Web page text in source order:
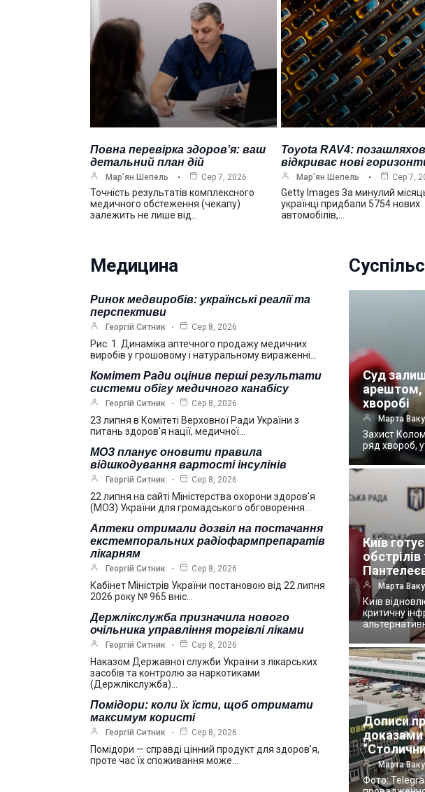
Повна перевірка здоров’я: ваш
детальний план дій
Мар’ян Шепель Сер 7, 2026
Точність результатів комплексного
медичного обстеження (чекапу)
залежить не лише від…
Toyota RAV4:
відкриває нові
Мар’ян Шепель Сер 7,
Getty Images За минулий
українці придбали 5754 нових
автомобілів,…
Медицина
Ринок медвиробів: українські реалії та
перспективи
Георгій Ситник Сер 8, 2026
Рис. 1. Динаміка аптечного продажу медичних
виробів у грошовому і натуральному вираженні…
Комітет Ради оцінив перші результати
системи обігу медичного канабісу
Георгій Ситник Сер 8, 2026
23 липня в Комітеті Верховної Ради України з
питань здоров’я нації, медичної…
МОЗ планує оновити правила
відшкодування вартості інсулінів
Георгій Ситник Сер 8, 2026
22 липня на сайті Міністерства охорони здоров’я
(МОЗ) України для громадського обговорення…
Аптеки отримали дозвіл на постачання
екстемпоральних радіофармпрепаратів
лікарням
Георгій Ситник Сер 8, 2026
Кабінет Міністрів України постановою від 22 липня
2026 року № 965 вніс…
Держлікслужба призначила нового
очільника управління торгівлі ліками
Георгій Ситник Сер 8, 2026
Наказом Державної служби України з лікарських
засобів та контролю за наркотиками
(Держлікслужба)…
Помідори: коли їх їсти, щоб отримати
максимум користі
Георгій Ситник Сер 8, 2026
Помідори — справді цінний продукт для здоров’я,
проте час їх споживання може…
Суд
арештом,
хворобі
Марта
Захист
ряд хвороб,
Київ
Марта
Київ
критичну
Дописи
доказами
Марта
Фото: